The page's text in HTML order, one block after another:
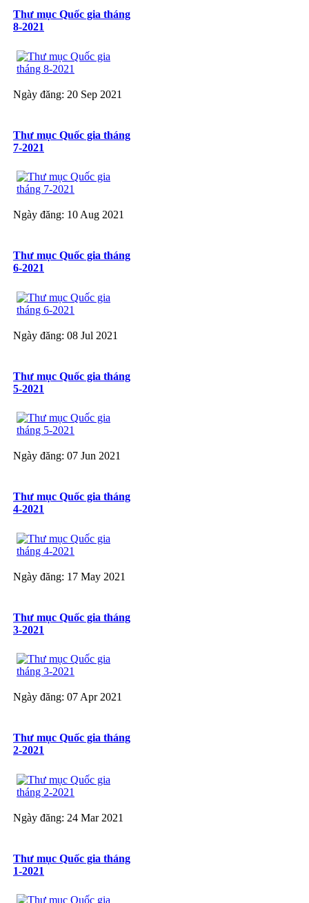
Thư mục Quốc gia tháng
8-2021
Ngày đăng: 20 Sep 2021
Thư mục Quốc gia tháng
7-2021
Ngày đăng: 10 Aug 2021
Thư mục Quốc gia tháng
6-2021
Ngày đăng: 08 Jul 2021
Thư mục Quốc gia tháng
5-2021
Ngày đăng: 07 Jun 2021
Thư mục Quốc gia tháng
4-2021
Ngày đăng: 17 May 2021
Thư mục Quốc gia tháng
3-2021
Ngày đăng: 07 Apr 2021
Thư mục Quốc gia tháng
2-2021
Ngày đăng: 24 Mar 2021
Thư mục Quốc gia tháng
1-2021